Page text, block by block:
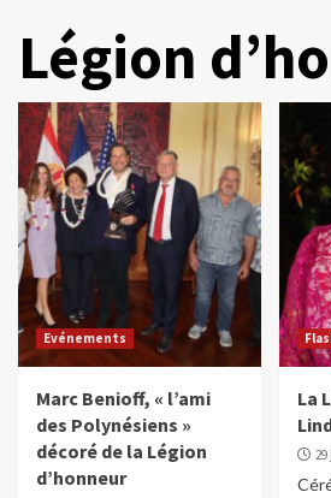
Légion
Evénements
Marc Benioff, « l’ami
des Polynésiens »
décoré de la Légion
d’honneur
La
29